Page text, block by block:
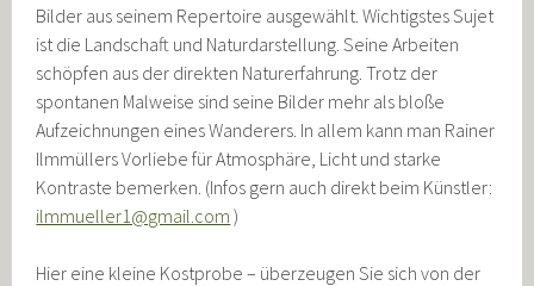
Bilder aus seinem Repertoire ausgewählt. Wichtigstes Sujet
ist die Landschaft und Naturdarstellung. Seine Arbeiten
schöpfen aus der direkten Naturerfahrung. Trotz der
spontanen Malweise sind seine Bilder mehr als bloße
Aufzeichnungen eines Wanderers. In allem kann man Rainer
Ilmmüllers Vorliebe für Atmosphäre, Licht und starke
Kontraste bemerken. (Infos gern auch direkt beim Künstler:
ilmmueller1@gmail.com )
Hier eine kleine Kostprobe – überzeugen Sie sich von der